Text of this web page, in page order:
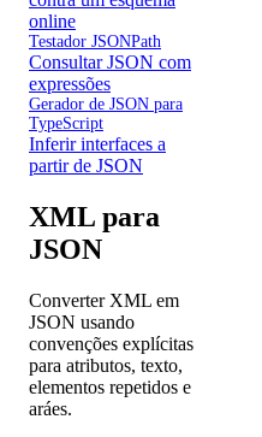
online
Testador JSONPath
Consultar JSON com
expressões
Gerador de JSON para
TypeScript
Inferir interfaces a
partir de JSON
XML para
JSON
Converter XML em
JSON usando
convenções explícitas
para atributos, texto,
elementos repetidos e
aráes.